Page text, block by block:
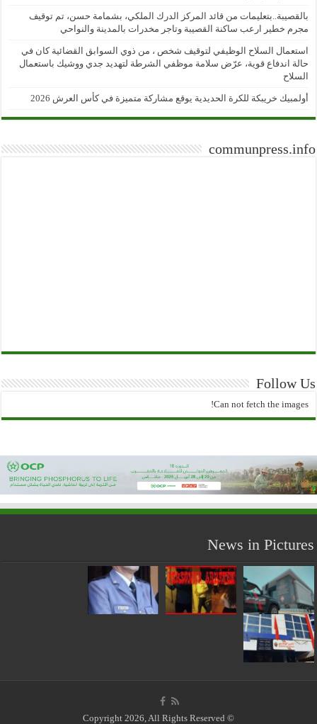
بالقصيبة..بتعليمات من قائد المركز الدرك الملكي، بشمامة حسن، تم توقيف
مجرم خطير ارعب ساكنة القصيبة وتاجر مخدرات بالمدينة والنواحي
استعمال السلاح الوظيفي لتوقيف شخص ، من ذوي السوابق القضائية كان في
حالة اندفاع قوية، عرّض سلامة موظفي الشرطة لتهديد جدي ووشيك باستعمال
السلاح
أولمبيك خريبكة للكرة الحديدية يوقع مشاركة متميزة في كأس العرش 2026
communpress.info
Follow Us
Can not fetch the images!
News in Pictures
© Copyright 2026, All Rights Reserved